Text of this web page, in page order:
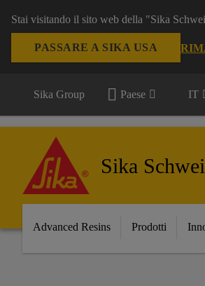
Stai visitando il sito web della "Sika
PASSARE A SIKA USA
Sika Group Paese IT
Sika
Advanced Resins Prodotti